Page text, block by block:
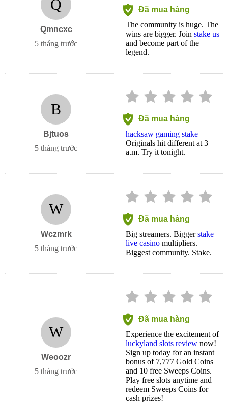
Q
Qmncxc
5 tháng trước
Đã mua hàng
The community is huge. The
wins are bigger. Join stake us
and become part of the
legend.
B
Bjtuos
5 tháng trước
Đã mua hàng
hacksaw gaming stake
Originals hit different at 3
a.m. Try it tonight.
W
Wczmrk
5 tháng trước
Đã mua hàng
Big streamers. Biggerstake
live casino multipliers.
Biggest community. Stake.
W
Weoozr
5 tháng trước
Đã mua hàng
Experience the excitement of
luckyland slots review now!
Sign up today for an instant
bonus of 7,777 Gold Coins
and 10 free Sweeps Coins.
Play free slots anytime and
redeem Sweeps Coins for
cash prizes!